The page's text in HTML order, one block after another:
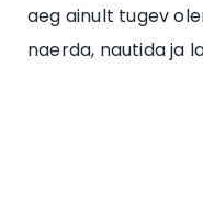
aeg ainult tugev
naerda, nautida ja